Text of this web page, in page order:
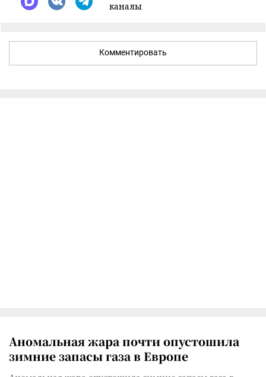
каналы
Комментировать
Аномальная жара почти опустошила
зимние запасы газа в Европе